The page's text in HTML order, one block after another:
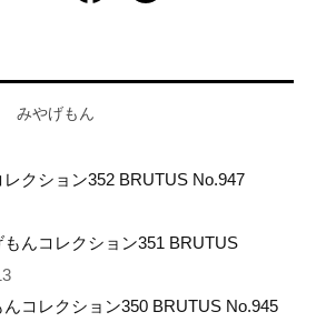
みやげもん
クション352 BRUTUS No.947
んコレクション351 BRUTUS
コレクション350 BRUTUS No.945